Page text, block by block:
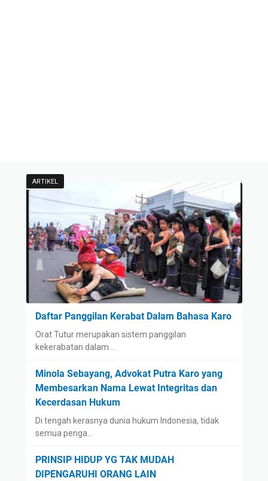
ARTIKEL
Daftar Panggilan Kerabat Dalam Bahasa Karo
Orat Tutur merupakan sistem panggilan
kekerabatan dalam …
Minola Sebayang, Advokat Putra Karo yang
Membesarkan Nama Lewat Integritas dan
Kecerdasan Hukum
Di tengah kerasnya dunia hukum Indonesia, tidak
semua penga…
PRINSIP HIDUP YG TAK MUDAH
DIPENGARUHI ORANG LAIN